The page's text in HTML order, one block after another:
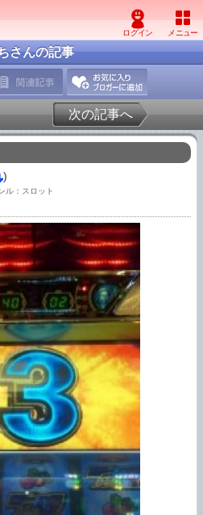
さんの記事
次の記事へ
)
ル：スロット